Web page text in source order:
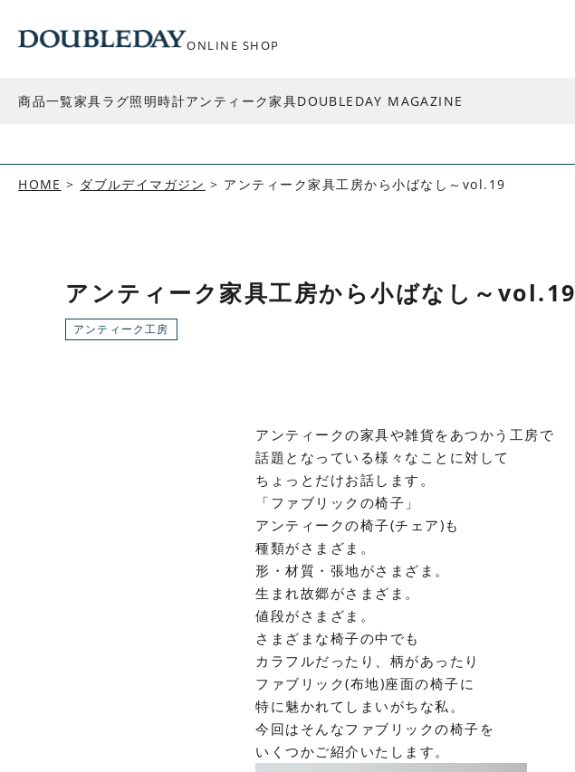
ONLINE SHOP
商品一覧家具ラグ照明時計アンティーク家具DOUBLEDAY MAGAZINE
HOME ダブルデイマガジン アンティーク家具工房から小ばなし～vol.19
アンティーク家具工房から小ばなし～vol.19
アンティーク工房
アンティークの家具や雑貨をあつかう工房で
話題となっている様々なことに対して
ちょっとだけお話します。
「ファブリックの椅子」
アンティークの椅子(チェア) も
種類がさまざま。
形・材質・張地がさまざま。
生まれ故郷がさまざま。
値段がさまざま。
さまざまな椅子の中でも
カラフルだったり、柄があったり
ファブリック(布地)座面の椅子に
特に魅かれてしまいがちな私。
今回はそんなファブリックの椅子を
いくつかご紹介いたします。